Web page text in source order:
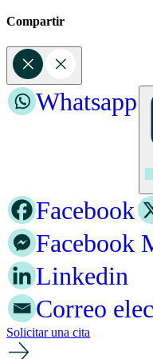
Compartir
Whatsapp
Facebook
Facebook
Linkedin
Correo
Solicitar una cita